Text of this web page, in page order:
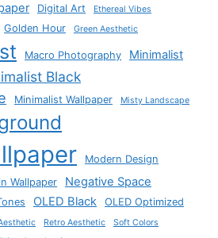
Digital Art
Ethereal Vibes
Golden Hour Green Aesthetic
Macro Photography Minimalist
Black
Minimalist Wallpaper Misty Landscape
Modern Design
Wallpaper Negative Space
OLED Black OLED Optimized
Retro Aesthetic
Soft Colors